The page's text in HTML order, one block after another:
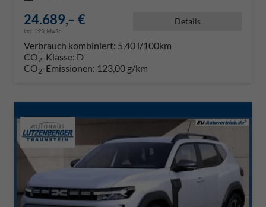
24.689,– €
incl. 19% MwSt.
Details
Verbrauch kombiniert: 5,40 l/100km
CO2-Klasse: D
CO2-Emissionen: 123,00 g/km